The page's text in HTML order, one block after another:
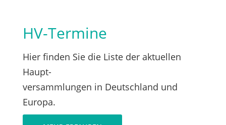
HV-Termine
Hier finden Sie die Liste der aktuellen
Haupt-
versammlungen in Deutschland und
Europa.